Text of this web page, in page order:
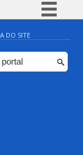
BR
DO SITE